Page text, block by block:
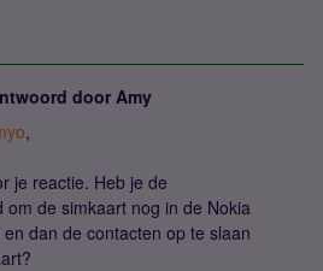
door Amy
,
je reactie. Heb je de
om de simkaart nog in de Nokia
dan de contacten op te slaan